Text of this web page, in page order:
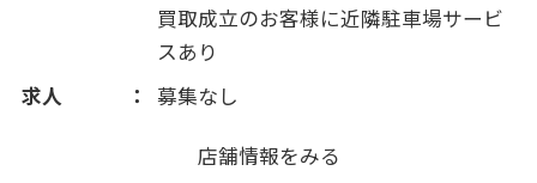
2010(256)
2009(1024)
買取成立のお客様に近隣駐車場サービ
スあり
求人
募集なし
店舗情報をみる